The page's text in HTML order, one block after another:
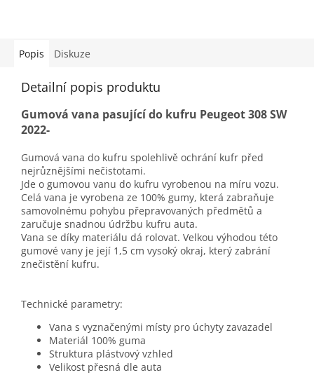
Popis Diskuze
Detailní popis produktu
Gumová vana pasující do kufru Peugeot 308 SW
2022-
Gumová vana do kufru spolehlivě ochrání kufr před
nejrůznějšími nečistotami.
Jde o gumovou vanu do kufru vyrobenou na míru vozu.
Celá vana je vyrobena ze 100% gumy, která zabraňuje
samovolnému pohybu přepravovaných předmětů a
zaručuje snadnou údržbu kufru auta.
Vana se díky materiálu dá rolovat. Velkou výhodou této
gumové vany je její 1,5 cm vysoký okraj, který zabrání
znečistění kufru.
Technické parametry:
Vana s vyznačenými místy pro úchyty zavazadel
Materiál 100% guma
Struktura plástvový vzhled
Velikost přesná dle auta